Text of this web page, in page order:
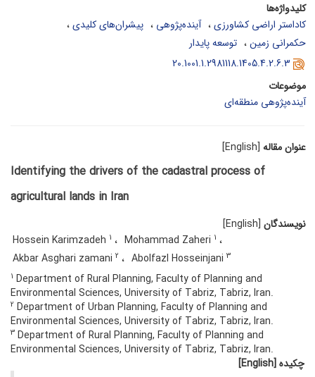
کلیدواژه‌ها
کاداستر اراضی کشاورزی
آینده‌پژوهی
پیشران‌های کلیدی
حکمرانی زمین
توسعه پایدار
20.1001.1.2981118.1405.4.2.6.3
موضوعات
آینده‌پژوهی منطقه‌ای
عنوان مقاله [English]
Identifying the drivers of the cadastral process of
agricultural lands in Iran
نویسندگان [English]
Hossein Karimzadeh 1 Mohammad Zaheri 1
Akbar Asghari zamani 2 Abolfazl Hosseinjani 3
1 Department of Rural Planning, Faculty of Planning and
Environmental Sciences, University of Tabriz, Tabriz, Iran.
2 Department of Urban Planning, Faculty of Planning and
Environmental Sciences, University of Tabriz, Tabriz, Iran.
3 Department of Rural Planning, Faculty of Planning and
Environmental Sciences, University of Tabriz, Tabriz, Iran.
چکیده [English]